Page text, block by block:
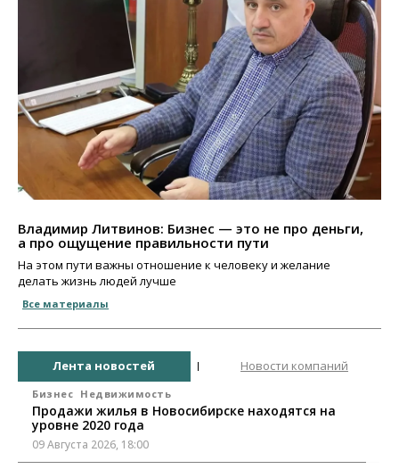
Владимир Литвинов: Бизнес — это не про деньги,
а про ощущение правильности пути
На этом пути важны отношение к человеку и желание
делать жизнь людей лучше
Все материалы
Лента новостей Новости компаний
Бизнес Недвижимость
Продажи жилья в Новосибирске находятся на
уровне 2020 года
09 Августа 2026, 18:00